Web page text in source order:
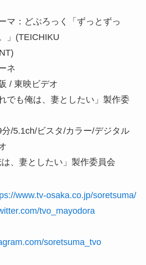
マ：どぶろっく「ずっとずっ
」(TEICHIKU
ネ
/ 東映ビデオ
でも俺は、妻としたい」製作委
/5.1ch/ビスタ/カラー/デジタル
、妻としたい」製作委員会
www.tv-osaka.co.jp/soretsuma/
tvo_mayodora
soretsuma_tvo